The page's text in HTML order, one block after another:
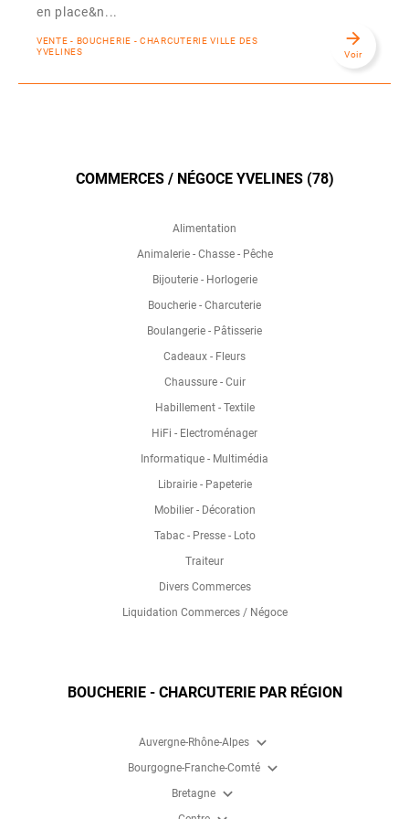
en place&n...
VENTE - BOUCHERIE - CHARCUTERIE VILLE DES
YVELINES
arrow_forward
Voir
COMMERCES / NÉGOCE YVELINES (78)
Alimentation
Animalerie - Chasse - Pêche
Bijouterie - Horlogerie
Boucherie - Charcuterie
Boulangerie - Pâtisserie
Cadeaux - Fleurs
Chaussure - Cuir
Habillement - Textile
HiFi - Electroménager
Informatique - Multimédia
Librairie - Papeterie
Mobilier - Décoration
Tabac - Presse - Loto
Traiteur
Divers Commerces
Liquidation Commerces / Négoce
BOUCHERIE - CHARCUTERIE PAR RÉGION
Auvergne-Rhône-Alpes expand_more
Bourgogne-Franche-Comté expand_more
Bretagne expand_more